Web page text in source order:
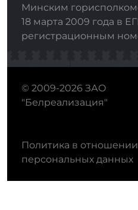
Минским
18 марта 2009 года в
регистрационным
© 2009-2026 ЗАО
"Белреализация"
Политика в
персональных данных